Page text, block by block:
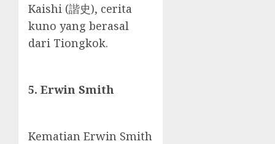
Kaishi (諧史), cerita
kuno yang berasal
dari Tiongkok.
5. Erwin Smith
Kematian Erwin Smith